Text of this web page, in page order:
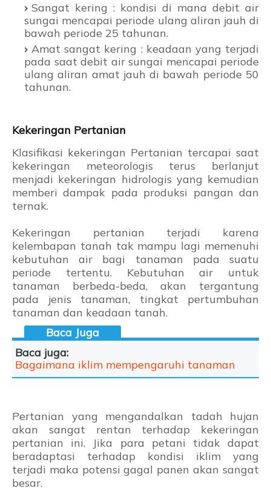
Sangat kering : kondisi di mana debit air
sungai mencapai periode ulang aliran jauh di
bawah periode 25 tahunan.
Amat sangat kering : keadaan yang terjadi
pada saat debit air sungai mencapai periode
ulang aliran amat jauh di bawah periode 50
tahunan.
Kekeringan Pertanian
Klasifikasi kekeringan Pertanian tercapai saat
kekeringan meteorologis terus berlanjut
menjadi kekeringan hidrologis yang kemudian
memberi dampak pada produksi pangan dan
ternak.
Kekeringan pertanian terjadi karena
kelembapan tanah tak mampu lagi memenuhi
kebutuhan air bagi tanaman pada suatu
periode tertentu. Kebutuhan air untuk
tanaman berbeda-beda, akan tergantung
pada jenis tanaman, tingkat pertumbuhan
tanaman dan keadaan tanah.
Baca juga:
Bagaimana iklim mempengaruhi tanaman
Pertanian yang mengandalkan tadah hujan
akan sangat rentan terhadap kekeringan
pertanian ini. Jika para petani tidak dapat
beradaptasi terhadap kondisi iklim yang
terjadi maka potensi gagal panen akan sangat
besar.